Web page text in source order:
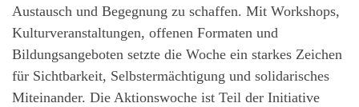
Austausch und Begegnung zu schaffen. Mit Workshops,
Kulturveranstaltungen, offenen Formaten und
Bildungsangeboten setzte die Woche ein starkes Zeichen
für Sichtbarkeit, Selbstermächtigung und solidarisches
Miteinander. Die Aktionswoche ist Teil der Initiative